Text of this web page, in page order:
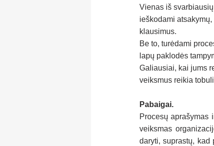
Vienas iš
ieškodami
klausimus.
Be to, turėdami
lapų paklodės
Galiausiai, kai jums
veiksmus reikia
Pabaigai.
Procesų aprašymas
veiksmas
daryti, suprastų,